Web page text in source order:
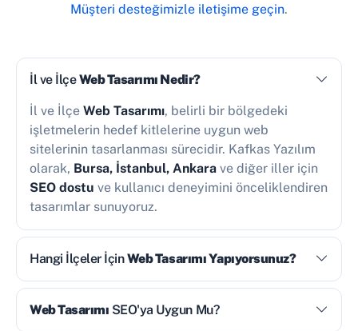
Müşteri desteğimizle iletişime geçin.
İl ve İlçeWeb Tasarımı Nedir?
İl ve İlçe Web Tasarımı, belirli bir bölgedeki
işletmelerin hedef kitlelerine uygun web
sitelerinin tasarlanması sürecidir. Kafkas Yazılım
olarak, Bursa, İstanbul, Ankara ve diğer iller için
SEO dostu ve kullanıcı deneyimini önceliklendiren
tasarımlar sunuyoruz.
Hangi İlçeler İçinWeb Tasarımı Yapıyorsunuz?
Web Tasarımı SEO'ya Uygun Mu?